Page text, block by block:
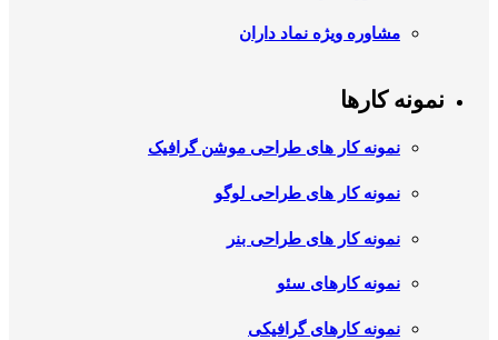
مشاوره ویژه نماد داران
نمونه کارها
نمونه کار های طراحی موشن گرافیک
نمونه کار های طراحی لوگو
نمونه کار های طراحی بنر
نمونه کارهای سئو
نمونه کارهای گرافیکی